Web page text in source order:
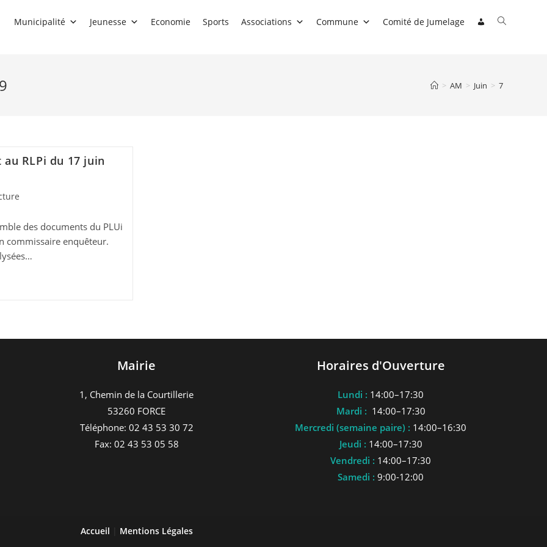
Municipalité Jeunesse Economie Sports Associations Commune Comité de Jumelage Toggle
> AM > Juin > 7
au RLPi du 17 juin
des documents du PLUi
commissaire enquêteur.
Mairie
1, Chemin de la Courtillerie
53260 FORCE
Téléphone: 02 43 53 30 72
Fax: 02 43 53 05 58
Horaires d'Ouverture
Lundi : 14:00–17:30
Mardi : 14:00–17:30
Mercredi (semaine paire) : 14:00–16:30
Jeudi : 14:00–17:30
Vendredi : 14:00–17:30
Samedi : 9:00-12:00
Accueil Mentions Légales